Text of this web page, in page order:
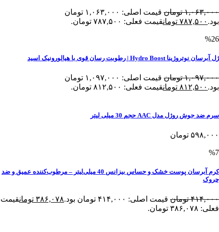
۱,۰۶۳,۰۰۰ تومان
قیمت اصلی: ۱,۰۶۳,۰۰۰ تومان
بود. ۷۸۷,۵۰۰ تومانقیمت فعلی: ۷۸۷,۵۰۰ تومان.
%26
ژل آبرسان نوتروژینا Hydro Boost | رطوبت رسان قوی با هیالورونیک اسید
۱,۰۹۷,۰۰۰ تومان
قیمت اصلی: ۱,۰۹۷,۰۰۰ تومان
بود. ۸۱۲,۵۰۰ تومانقیمت فعلی: ۸۱۲,۵۰۰ تومان.
سرم ضد جوش روژل مدل AAC حجم 30 میلی لیتر
۵۹۸,۰۰۰ تومان
%7
کرم آبرسان پوست خشک و حساس بیزانس 40 میلی‌لیتر – مرطوب‌کننده عمیق و ضد
چروک
۴۱۴,۰۰۰ تومان قیمت اصلی: ۴۱۴,۰۰۰ تومان بود. ۳۸۶,۰۷۸ تومانقیمت
فعلی: ۳۸۶,۰۷۸ تومان.